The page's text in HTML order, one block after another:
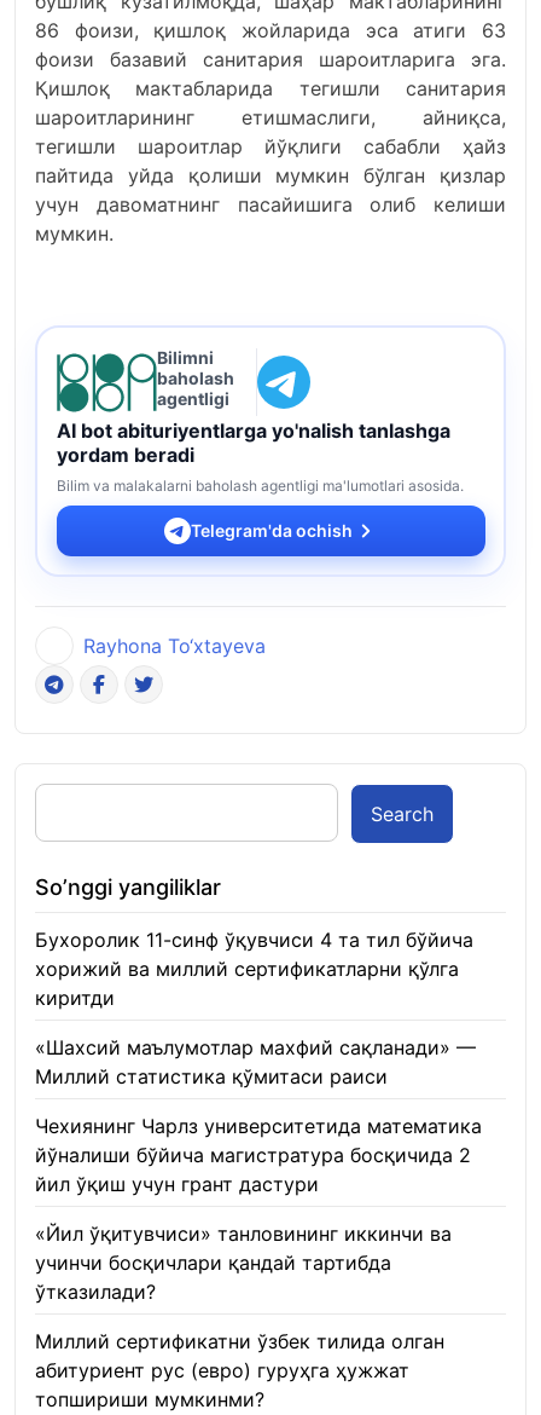
86 фоизи, қишлоқ жойларида эса атиги 63
фоизи базавий санитария шароитларига эга.
Қишлоқ мактабларида тегишли санитария
шароитларининг етишмаслиги, айниқса,
тегишли шароитлар йўқлиги сабабли ҳайз
пайтида уйда қолиши мумкин бўлган қизлар
учун давоматнинг пасайишига олиб келиши
мумкин.
Bilimni
baholash
agentligi
AI bot abituriyentlarga yo'nalish tanlashga
yordam beradi
Bilim va malakalarni baholash agentligi ma'lumotlari asosida.
Telegram'da ochish
Rayhona To‘xtayeva
Search
So’nggi yangiliklar
Бухоролик 11-синф ўқувчиси 4 та тил бўйича
хорижий ва миллий сертификатларни қўлга
киритди
«Шахсий маълумотлар махфий сақланади» —
Миллий статистика қўмитаси раиси
Чехиянинг Чарлз университетида математика
йўналиши бўйича магистратура босқичида 2
йил ўқиш учун грант дастури
«Йил ўқитувчиси» танловининг иккинчи ва
учинчи босқичлари қандай тартибда
ўтказилади?
Миллий сертификатни ўзбек тилида олган
абитуриент рус (евро) гуруҳга ҳужжат
топшириши мумкинми?